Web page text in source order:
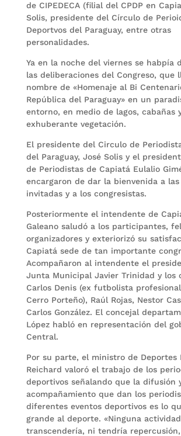
de CIPEDECA (filial del CPDP en
Solis, presidente del Círculo de
Deportvos del Paraguay, entre otras
personalidades.
Ya en la noche del viernes se habpía
las deliberaciones del Congreso, que
nombre de «Homenaje al Bi
República del Paraguay» en un
entorno, en medio de lagos, cabañas
exhuberante vegetación.
El presidente del Circulo de
del Paraguay, José Solis y el
de Periodistas de Capiatá Eulalio
encargaron de dar la bienvenida a
invitadas y a los congresistas.
Posteriormente el intendente de
Galeano saludó a los participantes,
organizadores y exteriorizó su
Capiatá sede de tan importante
Acompañaron al intendente el
Junta Municipal Javier Trinidad y los
Carlos Denis (ex futbolista
Cerro Porteño), Raúl Rojas, Nestor
Carlos González. El concejal
López habló en representación del
Central.
Por su parte, el ministro de Deportes
Reichard valoró el trabajo de los
deportivos señalando que la difusión
acompañamiento que dan los
diferentes eventos deportivos es lo
grande al deporte. «Ninguna
transcendería, ni tendría